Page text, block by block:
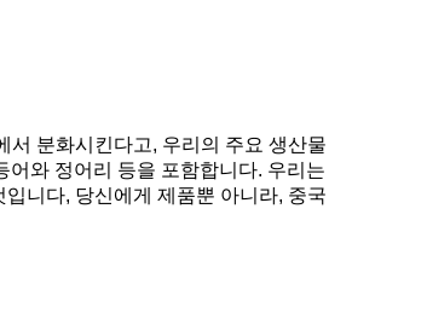
서 분화시킨다고, 우리의 주요 생산물
어와 정어리 등을 포함합니다. 우리는
니다, 당신에게 제품뿐 아니라, 중국